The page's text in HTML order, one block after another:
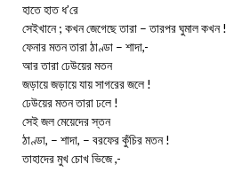
হাতে হাত ধ’রে
সেইখানে ; কখন জেগেছে তারা – তারপর ঘুমাল কখন !
ফেনার মতন তারা ঠাণ্ডা – শাদা,-
আর তারা ঢেউয়ের মতন
জড়ায়ে জড়ায়ে যায় সাগরের জলে !
ঢেউয়ের মতন তারা ঢলে !
সেই জল মেয়েদের স্তন
ঠাণ্ডা, – শাদা, – বরফের কুঁচির মতন !
তাহাদের মুখ চোখ ভিজে ,-